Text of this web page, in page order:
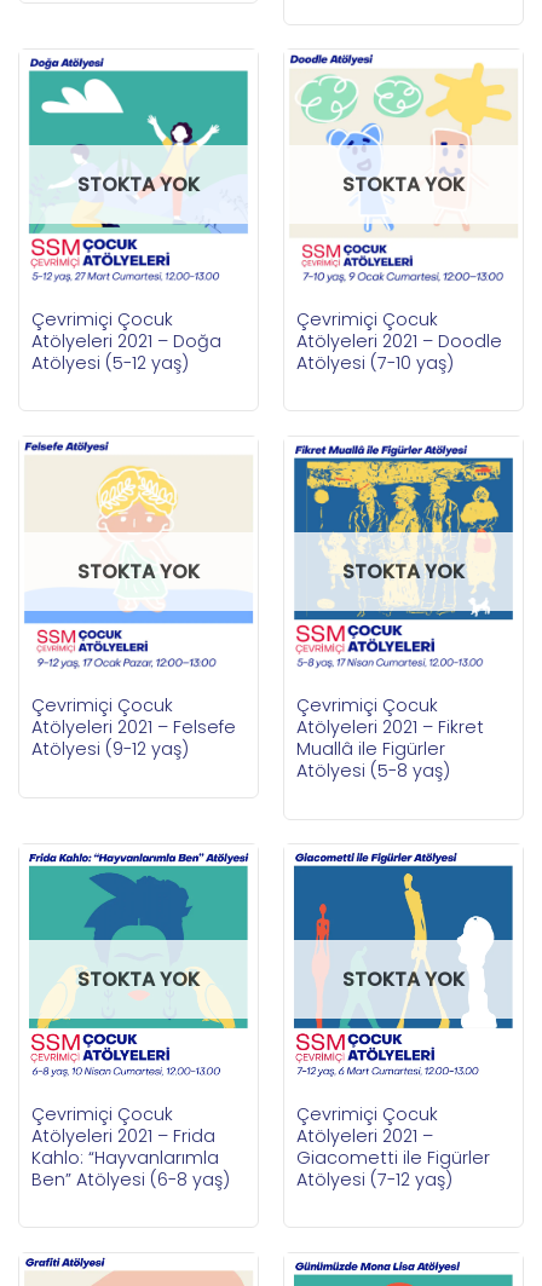
STOKTA YOK
Çevrimiçi Çocuk
Atölyeleri 2021 – Doğa
Atölyesi (5-12 yaş)
STOKTA YOK
Çevrimiçi Çocuk
Atölyeleri 2021 – Doodle
Atölyesi (7-10 yaş)
STOKTA YOK
Çevrimiçi Çocuk
Atölyeleri 2021 – Felsefe
Atölyesi (9-12 yaş)
STOKTA YOK
Çevrimiçi Çocuk
Atölyeleri 2021 – Fikret
Muallâ ile Figürler
Atölyesi (5-8 yaş)
STOKTA YOK
Çevrimiçi Çocuk
Atölyeleri 2021 – Frida
Kahlo: “Hayvanlarımla
Ben” Atölyesi (6-8 yaş)
STOKTA YOK
Çevrimiçi Çocuk
Atölyeleri 2021 –
Giacometti ile Figürler
Atölyesi (7-12 yaş)